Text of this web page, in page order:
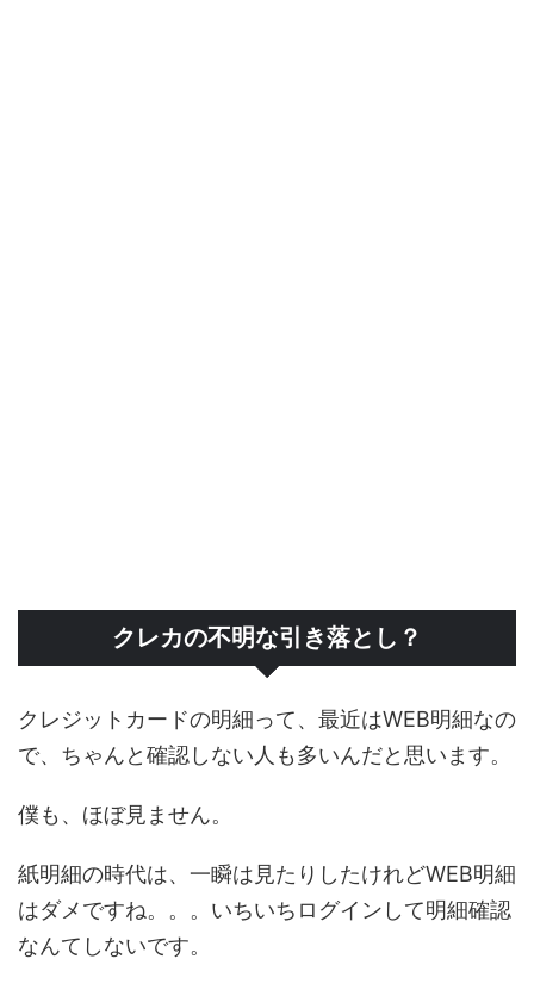
クレカの不明な引き落とし？
クレジットカードの明細って、最近はWEB明細なの
で、ちゃんと確認しない人も多いんだと思います。
僕も、ほぼ見ません。
紙明細の時代は、一瞬は見たりしたけれどWEB明細
はダメですね。。。いちいちログインして明細確認
なんてしないです。